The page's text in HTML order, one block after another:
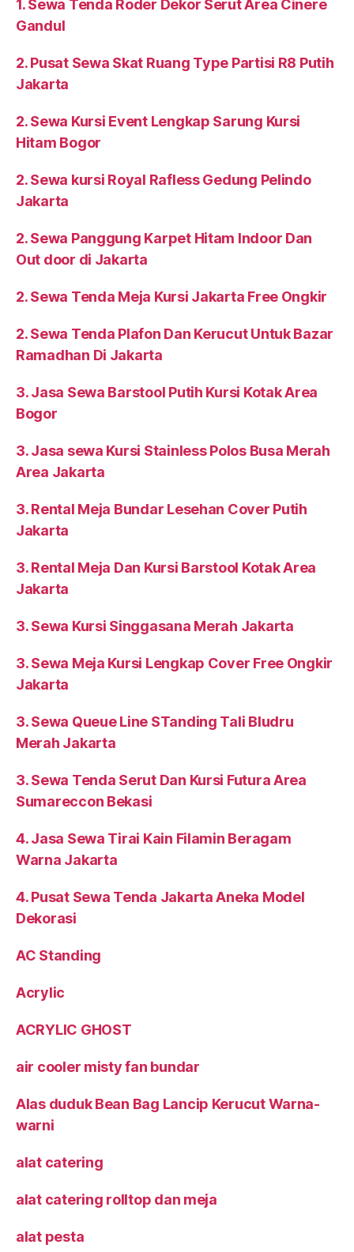
1. Sewa Tenda Roder Dekor Serut Area Cinere
Gandul
2. Pusat Sewa Skat Ruang Type Partisi R8 Putih
Jakarta
2. Sewa Kursi Event Lengkap Sarung Kursi
Hitam Bogor
2. Sewa kursi Royal Rafless Gedung Pelindo
Jakarta
2. Sewa Panggung Karpet Hitam Indoor Dan
Out door di Jakarta
2. Sewa Tenda Meja Kursi Jakarta Free Ongkir
2. Sewa Tenda Plafon Dan Kerucut Untuk Bazar
Ramadhan Di Jakarta
3. Jasa Sewa Barstool Putih Kursi Kotak Area
Bogor
3. Jasa sewa Kursi Stainless Polos Busa Merah
Area Jakarta
3. Rental Meja Bundar Lesehan Cover Putih
Jakarta
3. Rental Meja Dan Kursi Barstool Kotak Area
Jakarta
3. Sewa Kursi Singgasana Merah Jakarta
3. Sewa Meja Kursi Lengkap Cover Free Ongkir
Jakarta
3. Sewa Queue Line STanding Tali Bludru
Merah Jakarta
3. Sewa Tenda Serut Dan Kursi Futura Area
Sumareccon Bekasi
4. Jasa Sewa Tirai Kain Filamin Beragam
Warna Jakarta
4. Pusat Sewa Tenda Jakarta Aneka Model
Dekorasi
AC Standing
Acrylic
ACRYLIC GHOST
air cooler misty fan bundar
Alas duduk Bean Bag Lancip Kerucut Warna-
warni
alat catering
alat catering rolltop dan meja
alat pesta